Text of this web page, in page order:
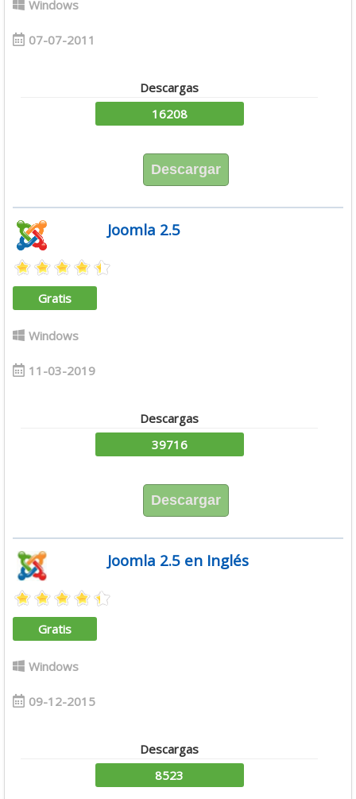
Windows
07-07-2011
Descargas
16208
Descargar
Joomla 2.5
Gratis
Windows
11-03-2019
Descargas
39716
Descargar
Joomla 2.5 en Inglés
Gratis
Windows
09-12-2015
Descargas
8523